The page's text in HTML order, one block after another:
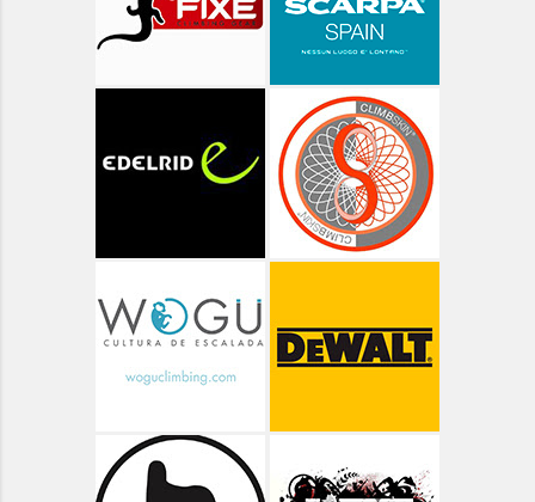
Aragón - Ibón de Respumoso
Aragón - Lagos Azules
Aragón - Ordesa - Góriz
Aragón - Ordesa - Valle de Pineta
Aragón - Ordesa ruta de las Cascadas
Aragón - Pico Arriel
Aragón - Valle de Bujaruelo
Aragón - Valle de Ordiso
Aragón - Vías Clásicas
Arbolí Bloque